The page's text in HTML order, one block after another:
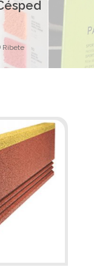
Ribete